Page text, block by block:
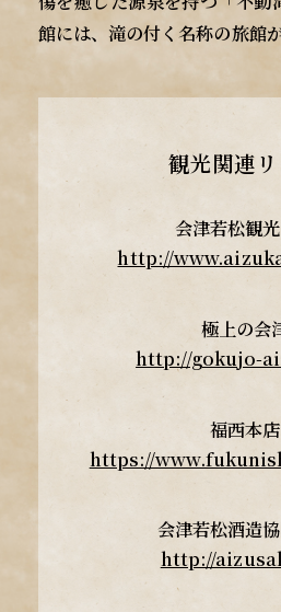
館には、滝の付く名称の旅館
観光関連
会津若松観
http://
極上の会
http://gokujo-
福西本店
https://
会津若松酒造
http://